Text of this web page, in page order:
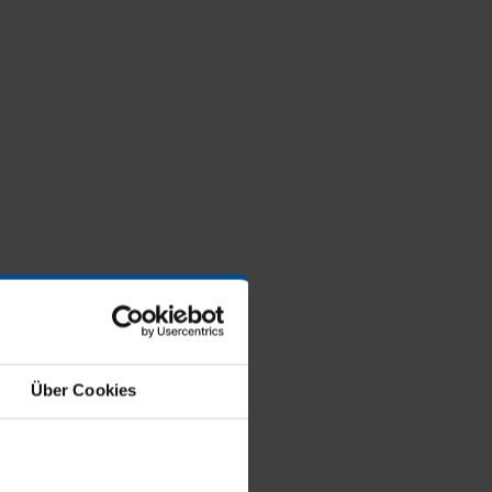
Über Cookies